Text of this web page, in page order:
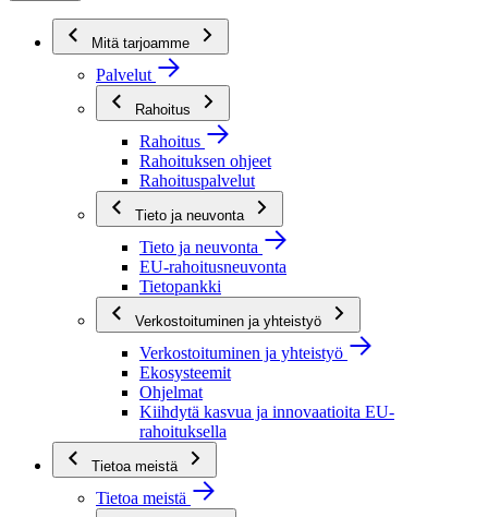
Mitä tarjoamme
Palvelut
Rahoitus
Rahoitus
Rahoituksen ohjeet
Rahoituspalvelut
Tieto ja neuvonta
Tieto ja neuvonta
EU-rahoitusneuvonta
Tietopankki
Verkostoituminen ja yhteistyö
Verkostoituminen ja yhteistyö
Ekosysteemit
Ohjelmat
Kiihdytä kasvua ja innovaatioita EU-
rahoituksella
Tietoa meistä
Tietoa meistä